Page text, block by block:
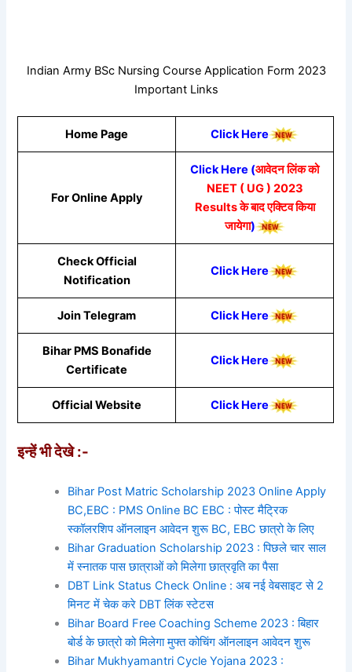
Indian Army BSc Nursing Course Application Form 2023
Important Links
Home Page Click Here
For Online Apply
Click Here (आवेदन लिंक को
NEET ( UG ) 2023
Results के बाद एक्टिव किया
जायेगा)
Check Official
Notification
Click Here
Join Telegram Click Here
Bihar PMS Bonafide
Certificate
Click Here
Official Website Click Here
इन्हें भी देखे :-
Bihar Post Matric Scholarship 2023 Online Apply
BC,EBC : PMS Online BC EBC : पोस्ट मैट्रिक
स्कॉलरशिप ऑनलाइन आवेदन शुरू BC, EBC छात्रो के लिए
Bihar Graduation Scholarship 2023 : पिछले चार साल
में स्नातक पास छात्राओं को मिलेगा छात्रवृति का पैसा
DBT Link Status Check Online : अब नई वेबसाइट से 2
मिनट में चेक करे DBT लिंक स्टेटस
Bihar Board Free Coaching Scheme 2023 : बिहार
बोर्ड के छात्रो को मिलेगा मुफ्त कोचिंग ऑनलाइन आवेदन शुरू
Bihar Mukhyamantri Cycle Yojana 2023 :